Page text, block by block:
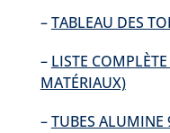
–TABLEAU DES
– LISTE
MATÉRIAUX)
–TUBES ALUMINE